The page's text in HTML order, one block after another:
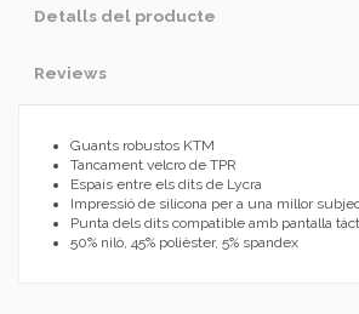
Detalls del producte
Reviews
Guants robustos KTM
Tancament velcro de TPR
Espais entre els dits de Lycra
Impressió de silicona per a una millor
Punta dels dits compatible amb pantalla
50% nilò, 45% polièster, 5% spandex